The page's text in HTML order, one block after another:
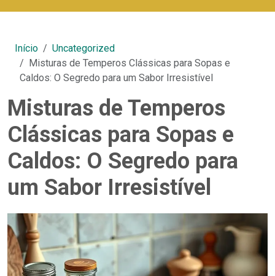
Início
Uncategorized
Misturas de Temperos Clássicas para Sopas e
Caldos: O Segredo para um Sabor Irresistível
Misturas de Temperos
Clássicas para Sopas e
Caldos: O Segredo para
um Sabor Irresistível